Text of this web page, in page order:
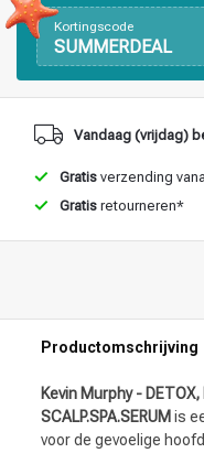
Kortingscode
SUMMERDEAL
Vandaag (vrijdag)
Gratis verzending
Gratis retourneren*
Productomschrijving
Kevin Murphy -
SCALP.SPA.SERUM is
voor de gevoelige